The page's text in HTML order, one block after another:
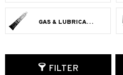
GAS & LUBRICANTS
FILTER